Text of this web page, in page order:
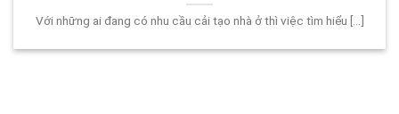
Với những ai đang có nhu cầu cải tạo nhà ở thì việc tìm hiểu [...]